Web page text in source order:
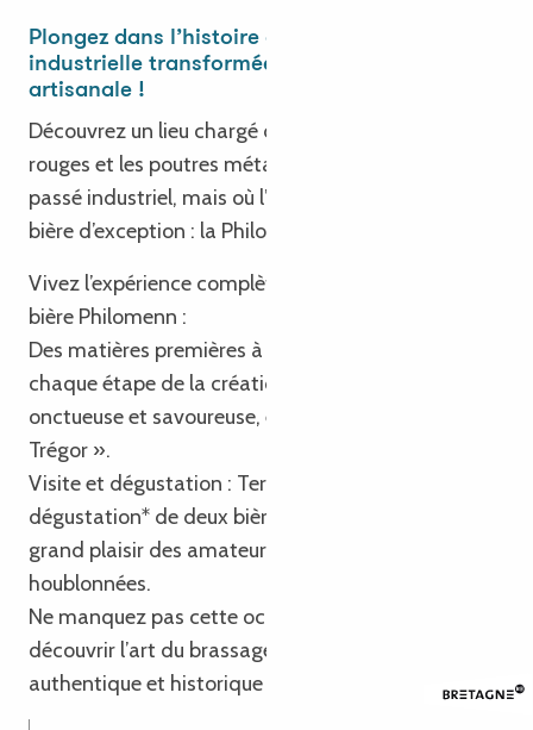
Plongez dans l’histoire d’une ancienne friche
industrielle transformée en brasserie
artisanale !
Découvrez un lieu chargé d’histoire où les briques
rouges et les poutres métalliques racontent le
passé industriel, mais où l’on brasse désormais une
bière d’exception : la Philomenn.
Vivez l’expérience complète de la fabrication de la
bière Philomenn :
Des matières premières à la dégustation : Explorez
chaque étape de la création de cette bière belle,
onctueuse et savoureuse, entièrement « made in
Trégor ».
Visite et dégustation : Terminez votre visite par la
dégustation* de deux bières distinctes, pour le plus
grand plaisir des amateurs de saveurs maltées et
houblonnées.
Ne manquez pas cette occasion unique de
découvrir l’art du brassage dans un cadre
authentique et historique !